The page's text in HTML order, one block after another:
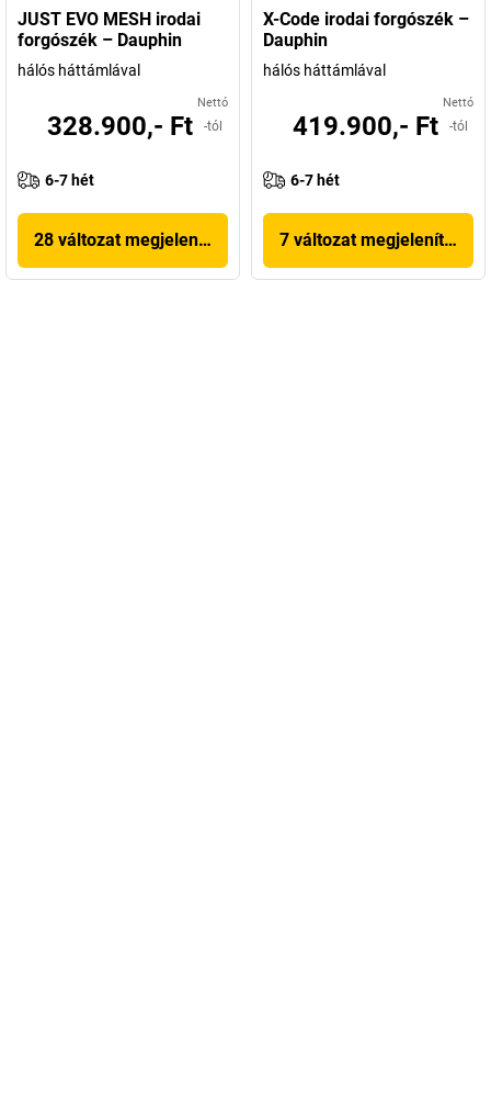
JUST EVO MESH irodai
forgószék – Dauphin
hálós háttámlával
Nettó
328.900,- Ft -tól
6-7 hét
28 változat megjelenítése
X-Code irodai forgószék –
Dauphin
hálós háttámlával
Nettó
419.900,- Ft -tól
6-7 hét
7 változat megjelenítése